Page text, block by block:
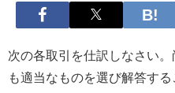
次の各取引を仕訳しなさい
も適当なものを選び解答する